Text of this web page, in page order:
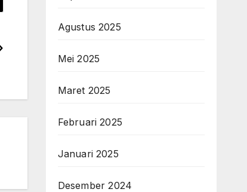
Agustus 2025
Mei 2025
Maret 2025
Februari 2025
Januari 2025
Desember 2024